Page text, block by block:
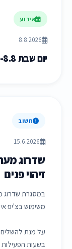
אירוע
8.8.2026
יום שבת 8.8- וואטר טאג אקסטרים
חשוב
15.6.2026
שדרוג
זיהוי פנים
במסגרת שדרוג
משימוש בצ'יפ
על מנת
בשעות